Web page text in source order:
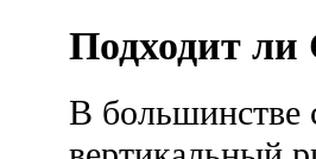
Подходит ли
В большинстве